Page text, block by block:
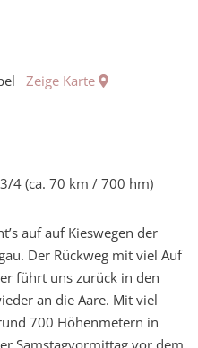
Zeige Karte
4 (ca. 70 km / 700 hm)
auf auf Kieswegen der
Der Rückweg mit viel Auf
führt uns zurück in den
an die Aare. Mit viel
700 Höhenmetern in
Samstagvormittag vor dem